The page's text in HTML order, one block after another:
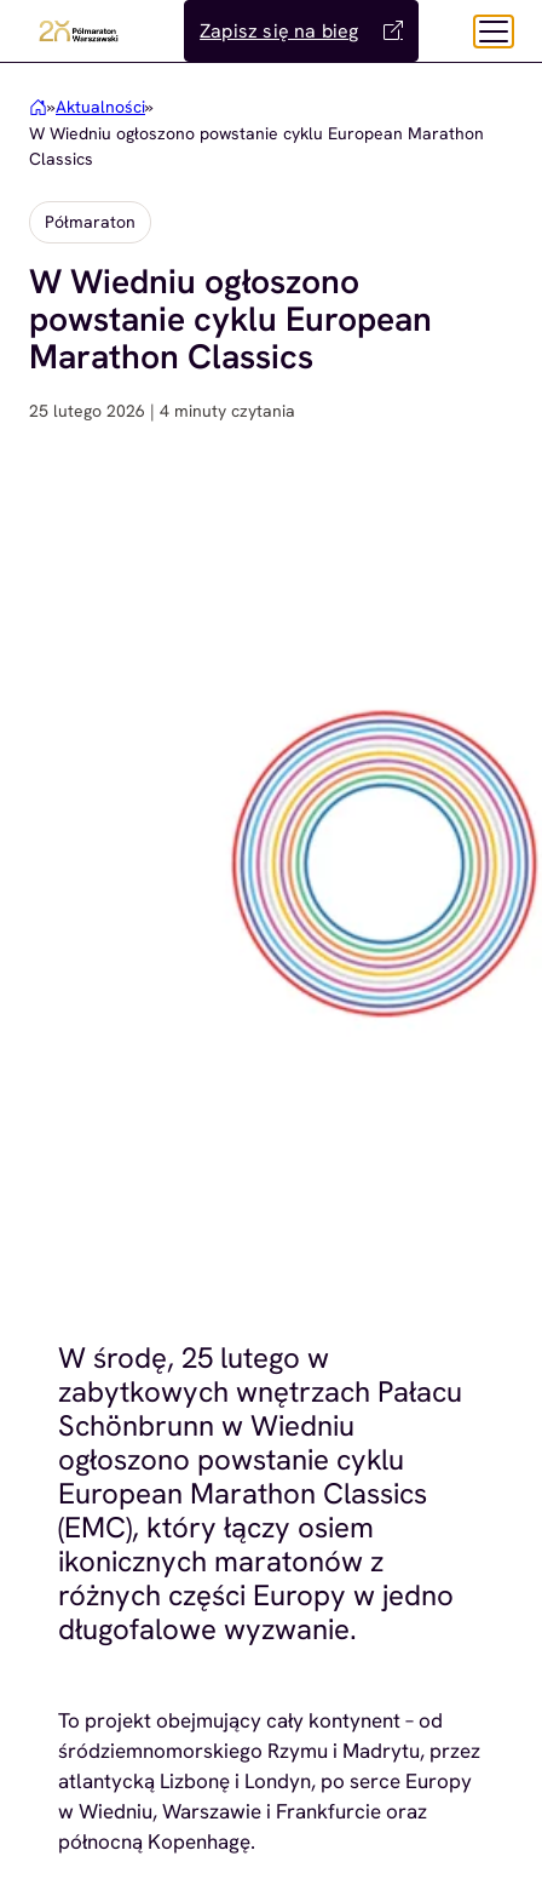
Zapisz się na bieg
»Aktualności»
W Wiedniu ogłoszono powstanie cyklu European Marathon
Classics
Półmaraton
W Wiedniu ogłoszono
powstanie cyklu European
Marathon Classics
25 lutego 2026 | 4 minuty czytania
W środę, 25 lutego w
zabytkowych wnętrzach Pałacu
Schönbrunn w Wiedniu
ogłoszono powstanie cyklu
European Marathon Classics
(EMC), który łączy osiem
ikonicznych maratonów z
różnych części Europy w jedno
długofalowe wyzwanie.
To projekt obejmujący cały kontynent – od
śródziemnomorskiego Rzymu i Madrytu, przez
atlantycką Lizbonę i Londyn, po serce Europy
w Wiedniu, Warszawie i Frankfurcie oraz
północną Kopenhagę.